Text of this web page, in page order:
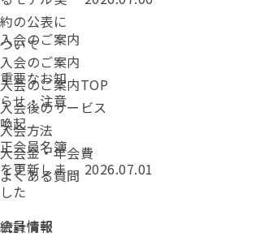
入会のご案内
入会のご案内
入会のご案内TOP
入会後のサービス
入会方法
入会金・年会費
よくある質問
統計情報
約の公表に
ついて
カテゴリー：
重要なお知
らせ・注意
喚起
正会員名簿
を更新しま
した
投稿日：
2026.07.01
カテゴリー：
会員情報